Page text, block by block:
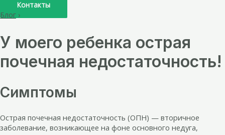
Контакты
Блог ›
У моего ребенка острая
почечная недостаточность!
Симптомы
Острая почечная недостаточность (ОПН) — вторичное
заболевание, возникающее на фоне основного недуга,